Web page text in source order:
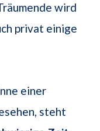
wird
privat einige
einer
steht